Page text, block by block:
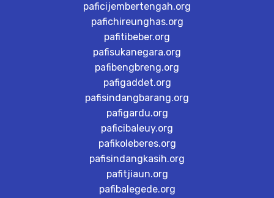
paficijembertengah.org
pafichireunghas.org
pafitibeber.org
pafisukanegara.org
pafibengbreng.org
pafigaddet.org
pafisindangbarang.org
pafigardu.org
paficibaleuy.org
pafikoleberes.org
pafisindangkasih.org
pafitjiaun.org
pafibalegede.org